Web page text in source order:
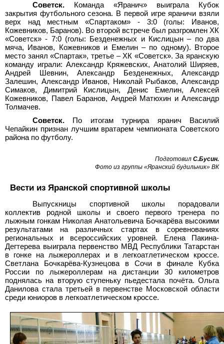
Советск. Команда «Яранич» выиграла Кубок
закрытия футбольного сезона. В первой игре яраничи взяли
верх над местным «Спартаком» - 3:0 (голы: Иванов,
Кожевников, Баранов). Во второй встрече был разгромлен ХК
«Советск» - 7:0 (голы: Безденежных и Кислицын – по два
мяча, Иванов, Кожевников и Емелин – по одному). Второе
место занял «Спартак», третье – ХК «Советск». За яранскую
команду играли: Александр Кряжевских, Анатолий Ширяев,
Андрей Шевнин, Александр Безденежных, Александр
Залешин, Александр Иванов, Николай Рыбаков, Александр
Симаков, Димитрий Кислицын, Денис Емелин, Алексей
Кожевников, Павел Баранов, Андрей Матюхин и Александр
Толмачев.
Советск. По итогам турнира яранич Василий
Чепайкин признан лучшим вратарем чемпионата Советского
района по футболу.
Подготовил С.Бусин.
Фото из группы «Яранский будильник» ВК
Вести из Яранской спортивной школы
Выпускницы спортивной школы порадовали
коллектив родной школы и своего первого тренера по
лыжным гонкам Николая Анатольевича Бочкарёва высокими
результатами на различных стартах в соревнованиях
региональных и всероссийских уровней. Елена Пакина-
Дегтерева выиграла первенство МВД Республики Татарстан
в гонке на лыжероллерах и в легкоатлетическом кроссе.
Светлана Бочкарёва-Кузнецова в Сочи в финале Кубка
России по лыжероллерам на дистанции 30 километров
поднялась на вторую ступеньку пьедестала почёта. Ольга
Данилова стала третьей в первенстве Московской области
среди юниоров в легкоатлетическом кроссе.